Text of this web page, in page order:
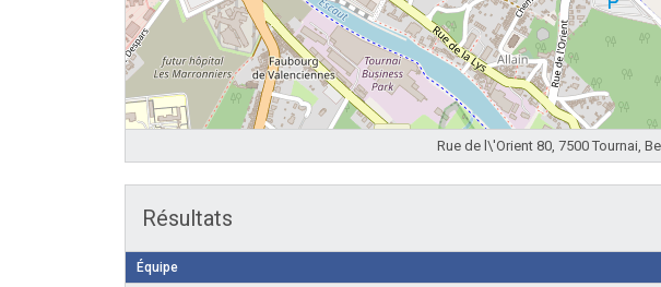
Rue de l\'Orient 80, 7500 Tournai,
Résultats
Équipe